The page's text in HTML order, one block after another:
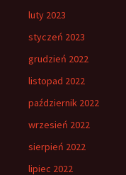
luty 2023
styczeń 2023
grudzień 2022
listopad 2022
październik 2022
wrzesień 2022
sierpień 2022
lipiec 2022